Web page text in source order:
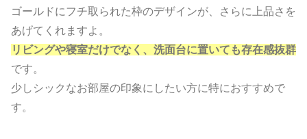
ゴールドにフチ取られた枠のデザインが、さらに上品さを
あげてくれますよ。
リビングや寝室だけでなく、洗面台に置いても存在感抜群
です。
少しシックなお部屋の印象にしたい方に特におすすめで
す。